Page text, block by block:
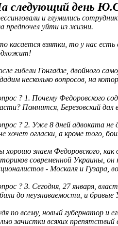
следующий день
и глумились
предпочел уйти из жизни.
касается взятки, то у нас
гибели Гонгадзе, двойного
несколько вопросов, на
? 1. Почему Федоровского
Помнится, Березовский дал
? 2. Уже 8 дней адвоката
хочет огласки, а кроме того,
хорошо знаем Федоровского, как
современной Украины, он
- Москаля и Гузара,
? 3. Сегодня, 27 января,
до неузнаваемости, и
по всему, новый губернатор и
зачистки всяких